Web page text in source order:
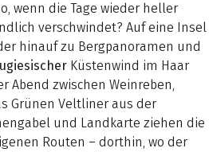
wenn die Tage wieder heller
verschwindet? Auf eine Insel
hinauf zu Bergpanoramen und
Küstenwind im Haar
Abend zwischen Weinreben,
Grünen Veltliner aus der
und Landkarte ziehen die
Routen – dorthin, wo der